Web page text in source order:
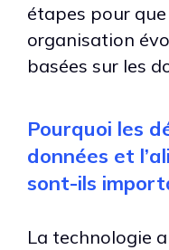
étapes pour
organisation
basées sur les
Pourquoi les
données et
sont-ils
La technologie